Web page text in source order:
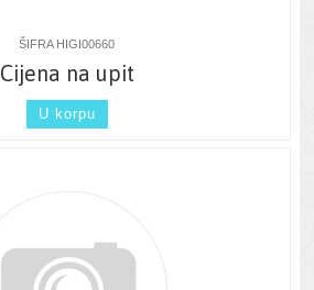
ŠIFRA HIGI00660
Cijena na upit
U korpu